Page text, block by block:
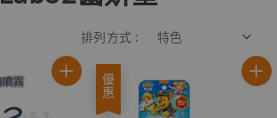
排列方式 :
優惠